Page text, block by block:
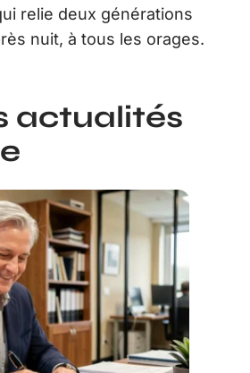
relie deux générations
nuit, à tous les orages.
actualités